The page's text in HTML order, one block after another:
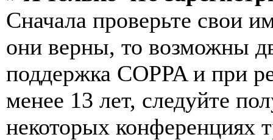
Сначала проверьте свои
они верны, то возможны
поддержка COPPA и при
менее 13 лет, следуйте
некоторых конференциях